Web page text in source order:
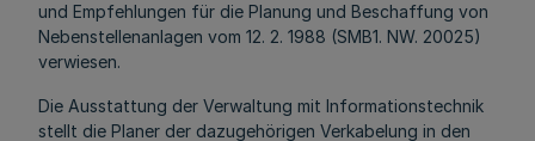
und Empfehlungen für die Planung und Beschaffung von
Nebenstellenanlagen vom 12. 2. 1988 (SMB1. NW. 20025)
verwiesen.
Die Ausstattung der Verwaltung mit Informationstechnik
stellt die Planer der dazugehörigen Verkabelung in den